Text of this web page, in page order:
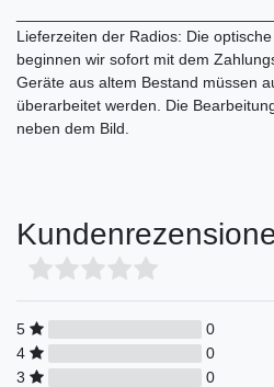
Lieferzeiten der Radios: Die
beginnen wir sofort mit dem
Geräte aus altem Bestand müssen
überarbeitet werden. Die
neben dem Bild.
5
0
4
0
3
0